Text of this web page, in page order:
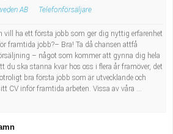
AB Telefonförsäljare
vill ha ett första jobb som ger dig nyttig erfarenhet
framtida jobb?– Bra! Ta då chansen attfå
– något som kommer att gynna dig hela
du ska stanna kvar hos oss i flera år framöver, det
bra första jobb som är utvecklande och
CV inför framtida arbeten. Vissa av våra ...